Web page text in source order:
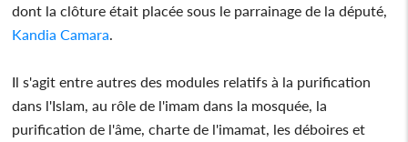
dont la clôture était placée sous le parrainage de la député,
Kandia Camara
Il s'agit entre autres des modules relatifs à la purification
dans l'Islam, au rôle de l'imam dans la mosquée, la
purification de l'âme, charte de l'imamat, les déboires et